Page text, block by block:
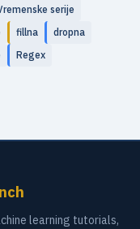
serije
fillna
dropna
Regex
learning tutorials,